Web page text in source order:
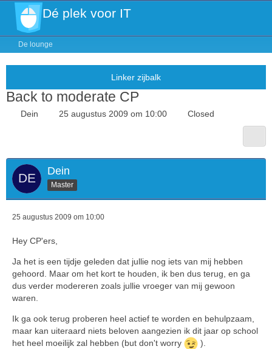
Dé plek voor IT
De lounge
Back to moderate CP
Dein 25 augustus 2009 om 10:00 Closed
Dein
Master
25 augustus 2009 om 10:00
Hey CP'ers,
Ja het is een tijdje geleden dat jullie nog iets van mij hebben
gehoord. Maar om het kort te houden, ik ben dus terug, en ga
dus verder modereren zoals jullie vroeger van mij gewoon
waren.
Ik ga ook terug proberen heel actief te worden en behulpzaam,
maar kan uiteraard niets beloven aangezien ik dit jaar op school
het heel moeilijk zal hebben (but don't worry
).